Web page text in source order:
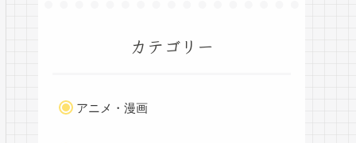
カテゴリー
アニメ・漫画